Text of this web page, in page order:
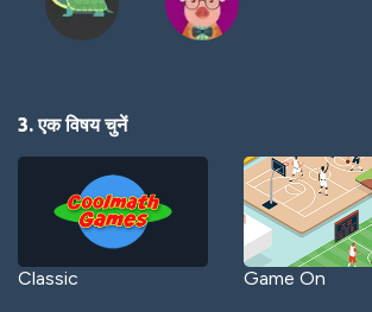
3. एक विषय चुनें
Classic Game On